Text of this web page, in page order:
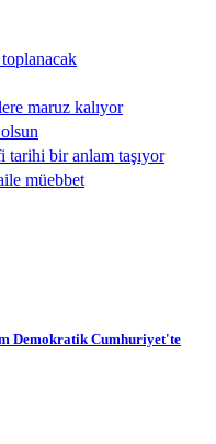
maruz kalıyor
tarihi bir anlam taşıyor
müebbet
Demokratik Cumhuriyet'te